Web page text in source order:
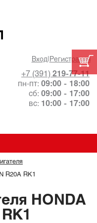
Вход| Регистрация
+7 (391) 219-77-11
пн-пт: 09:00 - 18:00
сб: 09:00 - 17:00
вс: 10:00 - 17:00
R20A RK1
HONDA